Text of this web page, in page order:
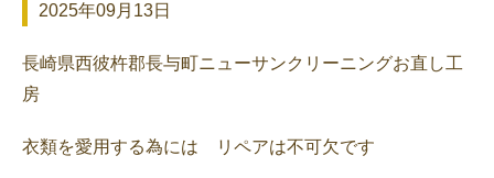
2025年09月13日
長崎県西彼杵郡長与町ニューサンクリーニングお直し工
房
衣類を愛用する為には リペアは不可欠です